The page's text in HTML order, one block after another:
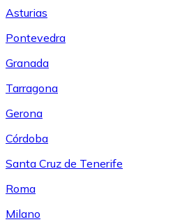
Asturias
Pontevedra
Granada
Tarragona
Gerona
Córdoba
Santa Cruz de Tenerife
Roma
Milano